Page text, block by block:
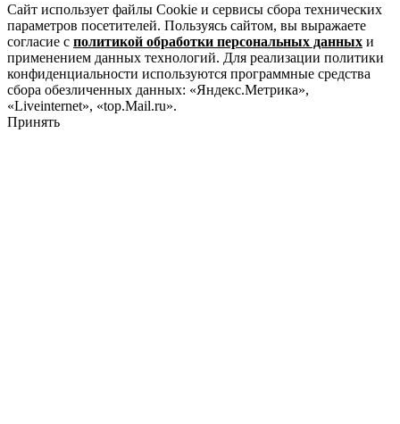
Сайт использует файлы Cookie и сервисы сбора технических
параметров посетителей. Пользуясь сайтом, вы выражаете
согласие с политикой обработки персональных данных и
применением данных технологий. Для реализации политики
конфиденциальности используются программные средства
сбора обезличенных данных: «Яндекс.Метрика»,
«Liveinternet», «top.Mail.ru».
Принять